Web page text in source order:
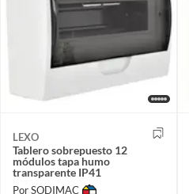
LEXO
Tablero sobrepuesto 12
módulos tapa humo
transparente IP41
Por SODIMAC